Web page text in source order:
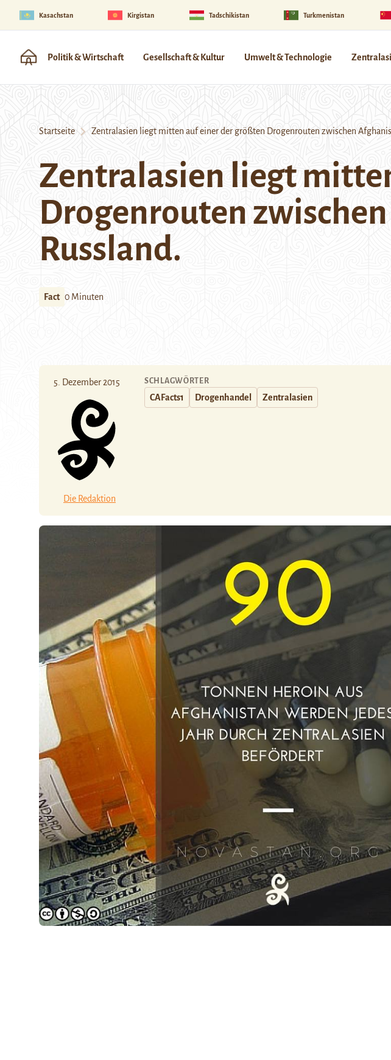
Kasachstan Kirgistan Tadschikistan Turkmenistan
Politik & Wirtschaft Gesellschaft & Kultur Umwelt & Technologie
Startseite Zentralasien liegt mitten auf einer der größten Drogenrouten zwischen
Zentralasien liegt
Drogenrouten
Russland.
Fact 0 Minuten
5. Dezember 2015
Die Redaktion
SCHLAGWÖRTER
CAFacts1 Drogenhandel Zentralasien